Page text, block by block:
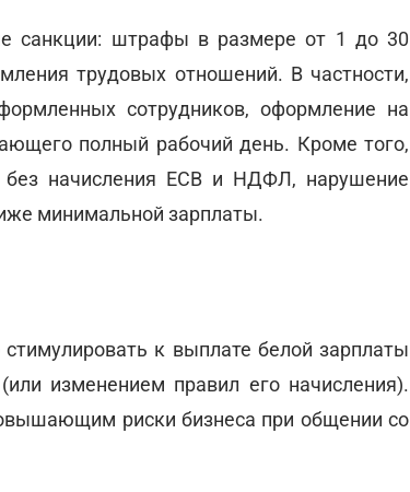
санкции: штрафы в размере от 1 до 30
трудовых отношений. В частности,
сотрудников, оформление на
полный рабочий день. Кроме того,
начисления ЕСВ и НДФЛ, нарушение
минимальной зарплаты.
к выплате белой зарплаты
изменением правил его начисления).
риски бизнеса при общении со